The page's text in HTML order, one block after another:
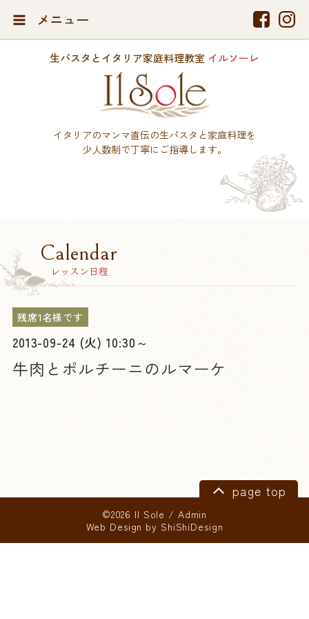
メニュー
生パスタとイタリア家庭料理教室 イルソーレ
イタリアのマンマ直伝の生パスタと家庭料理を
少人数制で丁寧にご指導します。
Calendar
レッスン日程
残席1名様です
2013-09-24 (火) 10:30～
牛肉とポルチーニのルマーケ
page top
©2026 Il Sole / Admin
Web Design by ShiShiDesign